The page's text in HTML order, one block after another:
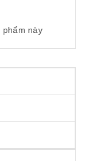
phẩm này